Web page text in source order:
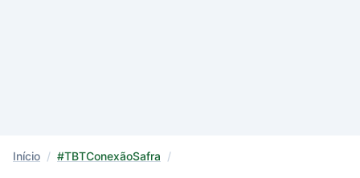
Início / #TBTConexãoSafra /